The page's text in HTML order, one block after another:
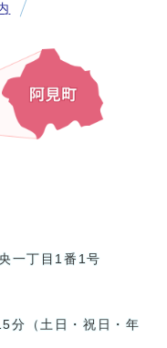
一丁目1番1号
分（土日・祝日・年